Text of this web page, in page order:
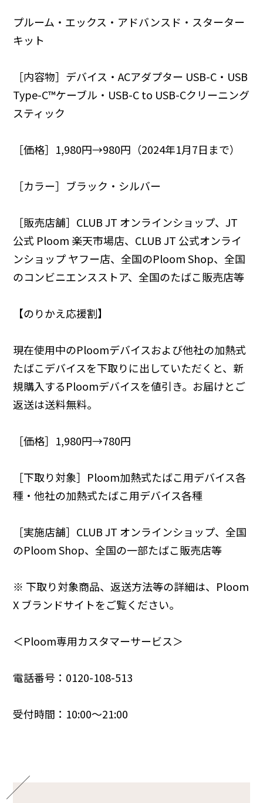
プルーム・エックス・アドバンスド・スターター
キット
［内容物］デバイス・ACアダプター USB-C・USB
Type-C™️ケーブル・USB-C to USB-Cクリーニング
スティック
［価格］1,980円→980円（2024年1月7日まで）
［カラー］ブラック・シルバー
［販売店舗］ CLUB JT オンラインショップ、JT
公式 Ploom 楽天市場店、 CLUB JT 公式オンライ
ンショップ ヤフー店、全国のPloom Shop、全国
のコンビニエンスストア、全国のたばこ販売店等
【のりかえ応援割】
現在使用中のPloomデバイスおよび他社の加熱式
たばこデバイスを下取りに出していただくと、新
規購入するPloomデバイスを値引き。お届けとご
返送は送料無料。
［価格］1,980円→780円
［下取り対象］Ploom加熱式たばこ用デバイス各
種・他社の加熱式たばこ用デバイス各種
［実施店舗］ CLUB JT オンラインショップ、全国
のPloom Shop、全国の一部たばこ販売店等
※ 下取り対象商品、返送方法等の詳細は、 Ploom
X ブランドサイトをご覧ください。
＜Ploom専用カスタマーサービス＞
電話番号：0120-108-513
受付時間：10:00～21:00